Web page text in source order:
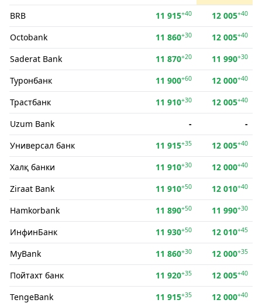
BRB 11 915+40 12 005+40
Octobank 11 860+30 12 005+40
Saderat Bank 11 870+20 11 990+30
Туронбанк 11 900+60 12 000+40
Трастбанк 11 910+30 12 005+40
Uzum Bank -
-
Универсал банк
11 915+35 12 005+40
Халқ банки 11 910+30 12 000+40
Ziraat Bank 11 910+50 12 010+40
Hamkorbank 11 890+50 11 990+30
ИнфинБанк 11 930+50 12 010+45
MyBank 11 860+30 12 000+35
Пойтахт банк 11 920+35 12 005+40
TengeBank 11 915+35 12 000+40